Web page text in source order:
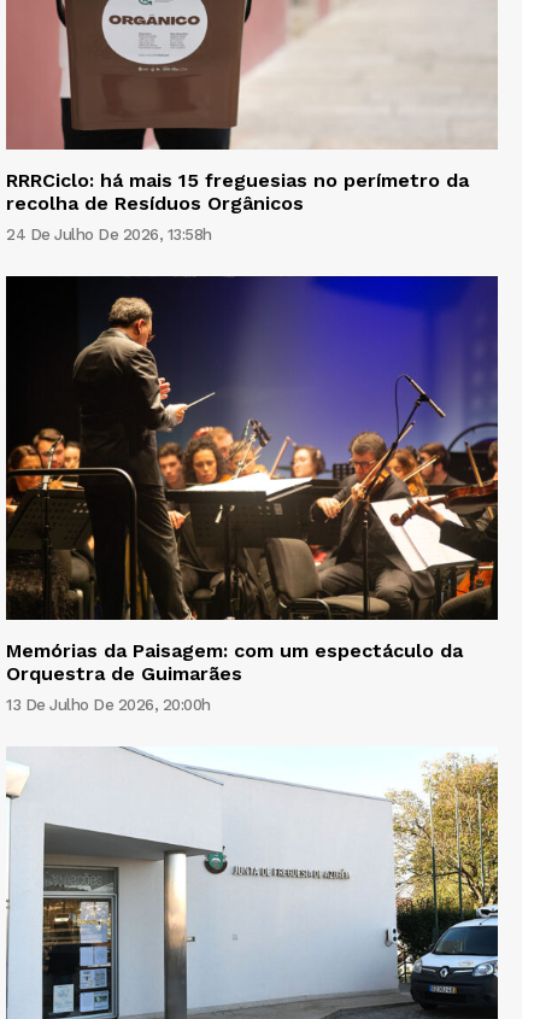
RRRCiclo: há mais 15 freguesias no perímetro da
recolha de Resíduos Orgânicos
24 De Julho De 2026, 13:58h
Memórias da Paisagem: com um espectáculo da
Orquestra de Guimarães
13 De Julho De 2026, 20:00h